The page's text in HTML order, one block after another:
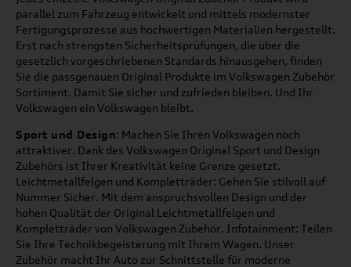
parallel zum Fahrzeug entwickelt und mittels modernster
Fertigungsprozesse aus hochwertigen Materialien hergestellt.
Erst nach strengsten Sicherheitsprüfungen, die über die
gesetzlich vorgeschriebenen Standards hinausgehen, finden
Sie die passgenauen Original Produkte im Volkswagen Zubehör
Sortiment. Damit Sie sicher und zufrieden bleiben. Und Ihr
Volkswagen ein Volkswagen bleibt.
Sport und Design: Machen Sie Ihren Volkswagen noch
attraktiver. Dank des Volkswagen Original Sport und Design
Zubehörs ist Ihrer Kreativität keine Grenze gesetzt.
Leichtmetallfelgen und Kompletträder: Gehen Sie stilvoll auf
Nummer Sicher. Mit dem anspruchsvollen Design und der
hohen Qualität der Original Leichtmetallfelgen und
Kompletträder von Volkswagen Zubehör. Infotainment: Teilen
Sie Ihre Technikbegeisterung mit Ihrem Wagen. Unser
Zubehör macht Ihr Auto zur Schnittstelle für moderne